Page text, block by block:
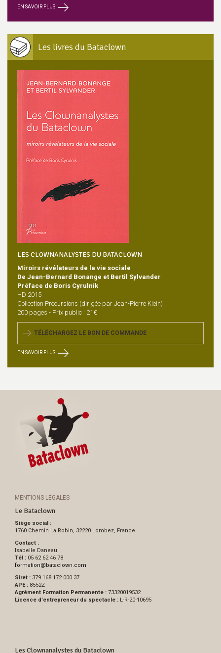
EN SAVOIR PLUS
Les livres du Bataclown
LES CLOWNANALYSTES DU BATACLOWN
Miroirs révélateurs de la vie sociale
De Jean-Bernard Bonange et Bertil Sylvander
Préface de Boris Cyrulnik
HD 2015
Collection Précursions (dirigée par Jean-Pierre Klein)
200 pages - Prix public : 21€
TÉLÉCHARGEZ LE BON DE COMMANDE
EN SAVOIR PLUS
MENTIONS LÉGALES
Le Bataclown
Siège social :
1760 Chemin La Robin, 32220 Lombez, France
Contact :
Isabelle Daneau
Tél : 05 62 62 46 78
formation@bataclown.com
Siret : 379 168 172 000 37
APE : 8552Z
Agrément Formation Permanente : 73320019532
Licence d’entrepreneur du spectacle : L-R-20-10695
Les Clownanalystes du Bataclown